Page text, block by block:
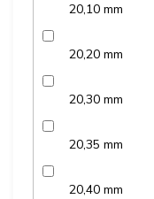
20,10 mm
20,20 mm
20,30 mm
20,35 mm
20,40 mm